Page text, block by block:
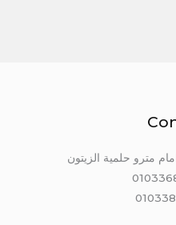
مترو حلمية الزيتون